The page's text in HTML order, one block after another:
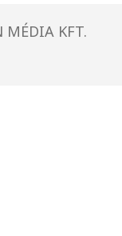
MÉDIA KFT.